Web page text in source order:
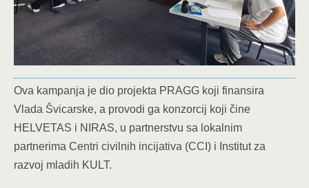
Ova kampanja je dio projekta PRAGG koji finansira
Vlada Švicarske, a provodi ga konzorcij koji čine
HELVETAS i NIRAS, u partnerstvu sa lokalnim
partnerima Centri civilnih incijativa (CCI) i Institut za
razvoj mladih KULT.